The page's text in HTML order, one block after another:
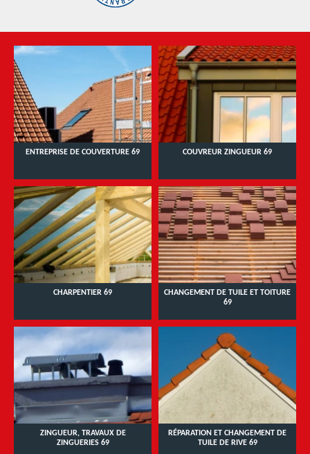
ENTREPRISE DE COUVERTURE 69 COUVREUR ZINGUEUR 69
CHARPENTIER 69
CHANGEMENT DE TUILE ET TOITURE
69
ZINGUEUR, TRAVAUX DE
ZINGUERIES 69
RÉPARATION ET CHANGEMENT DE
TUILE DE RIVE 69